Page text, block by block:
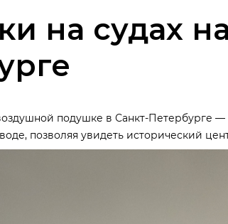
на судах
подушке в Санкт-Петербурге
позволяя увидеть исторический